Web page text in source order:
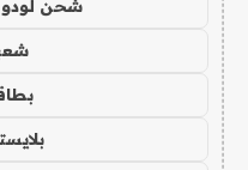
شحن لودو